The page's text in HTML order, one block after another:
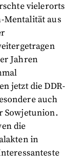
vielerorts
Mentalität aus
Jahren
jetzt die DDR-
auch
Sowjetunion.
die
in